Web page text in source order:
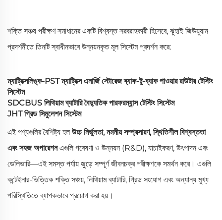
শক্তি সঞ্চয় পরীক্ষণ সমাধানের একটি বিশ্বস্ত সরবরাহকারী হিসেবে, ঝুহাই জিউয়ুয়ান
প্রদর্শনীতে তিনটি স্বাধীনভাবে উন্নয়নকৃত মূল সিস্টেম প্রদর্শন করে:
ম্যাট্রিক্সলিঙ্ক-PST ম্যাট্রিক্স এনার্জি স্টোরেজ ব্যাক-টু-ব্যাক পাওয়ার রাউটার টেস্টিং
সিস্টেম
SDCBUS লিথিয়াম ব্যাটারি বৈদ্যুতিক পারফরম্যান্স টেস্টিং সিস্টেম
JHT গ্রিড সিমুলেশন সিস্টেম
এই পণ্যগুলির বৈশিষ্ট্য হল উচ্চ নির্ভুলতা, নমনীয় সম্প্রসারণ, স্থিতিশীল বিশ্বস্ততা
এবং সহজ অপারেশনএগুলি গবেষণা ও উন্নয়ন (R&D), যাচাইকরণ, উৎপাদন এবং
ডেলিভারি—এই সমস্ত পর্যায় জুড়ে সম্পূর্ণ জীবনচক্র পরীক্ষণকে সমর্থন করে। এগুলি
কন্টেইনার-ভিত্তিক শক্তি সঞ্চয়, লিথিয়াম ব্যাটারি, গ্রিড সংযোগ এবং অন্যান্য মুখ্য
পরিস্থিতিতে ব্যাপকভাবে প্রয়োগ করা হয়।